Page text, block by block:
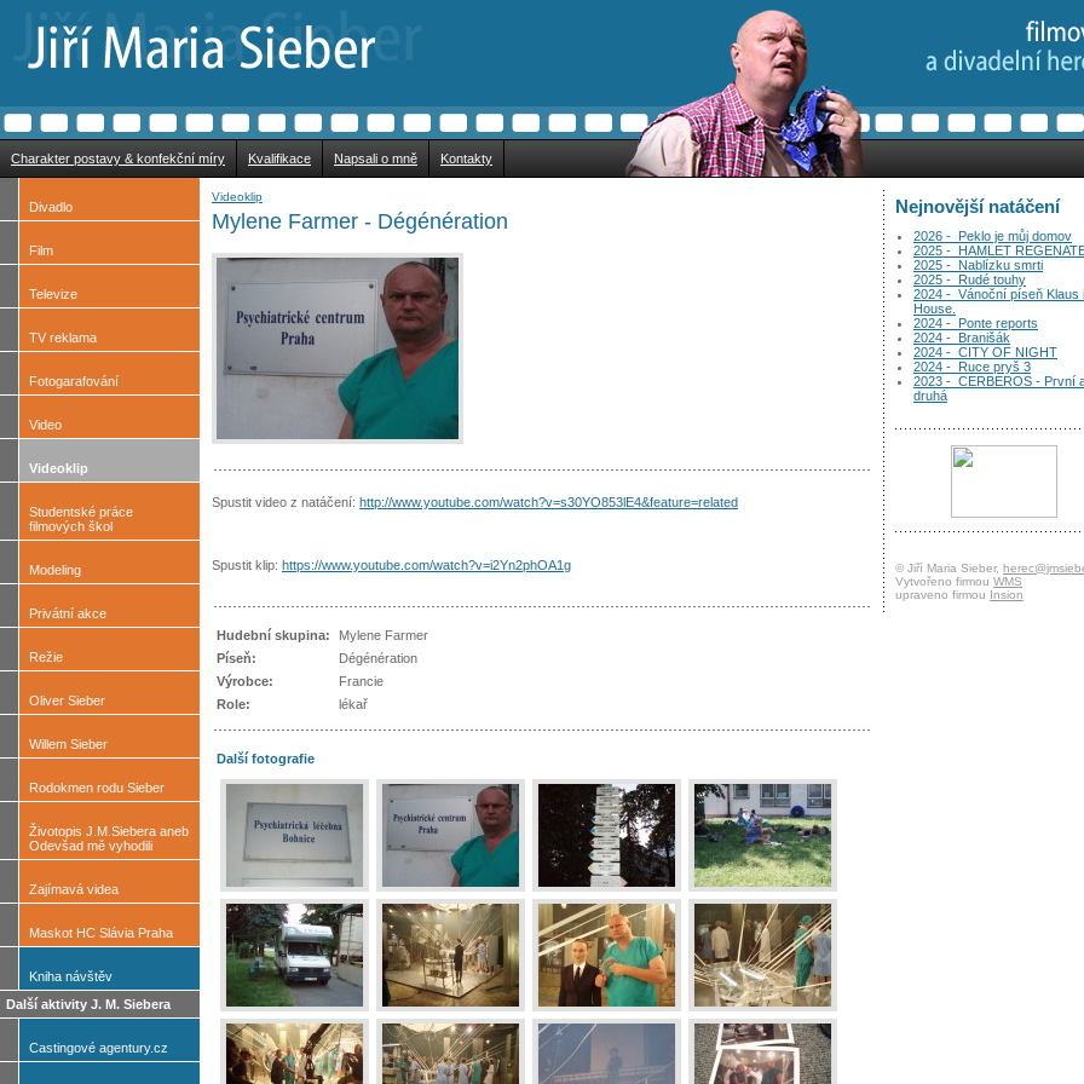
Charakter postavy & konfekční míry Kvalifikace Napsali o mně Kontakty
Divadlo
Film
Televize
TV reklama
Fotogarafování
Video
Videoklip
Studentské práce
filmových škol
Modeling
Privátní akce
Režie
Oliver Sieber
Willem Sieber
Rodokmen rodu Sieber
Životopis J.M.Siebera aneb
Odevšad mě vyhodili
Zajímavá videa
Maskot HC Slávia Praha
Kniha návštěv
Další aktivity J. M. Siebera
Castingové agentury.cz
Videoklip
Mylene Farmer - Dégénération
Spustit video z natáčení: http://www.youtube.com/watch?v=s30YO853lE4&feature=related
Spustit klip: https://www.youtube.com/watch?v=i2Yn2phOA1g
Hudební skupina:
Mylene Farmer
Píseň:
Dégénération
Výrobce:
Francie
Role:
lékař
Další fotografie
Nejnovější natáčení
2026 - Peklo je můj domov
2025 - HAMLET
2025 - Nablízku smrti
2025 - Rudé touhy
2024 - Vánoční píseň Klaus
House.
2024 - Ponte reports
2024 - Branišák
2024 - CITY OF NIGHT
2024 - Ruce pryš 3
2023 - CERBEROS - První
druhá
© Jiří Maria Sieber,
Vytvořeno firmou WMS
upraveno firmou Insion